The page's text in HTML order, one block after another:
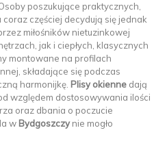
poszukujące praktycznych,
częściej decydują się jednak
miłośników nietuzinkowej
jak i ciepłych, klasycznych
montowane na profilach
składające się podczas
harmonijkę. Plisy okienne dają
względem dostosowywania ilości
oraz dbania o poczucie
w Bydgoszczynie mogło